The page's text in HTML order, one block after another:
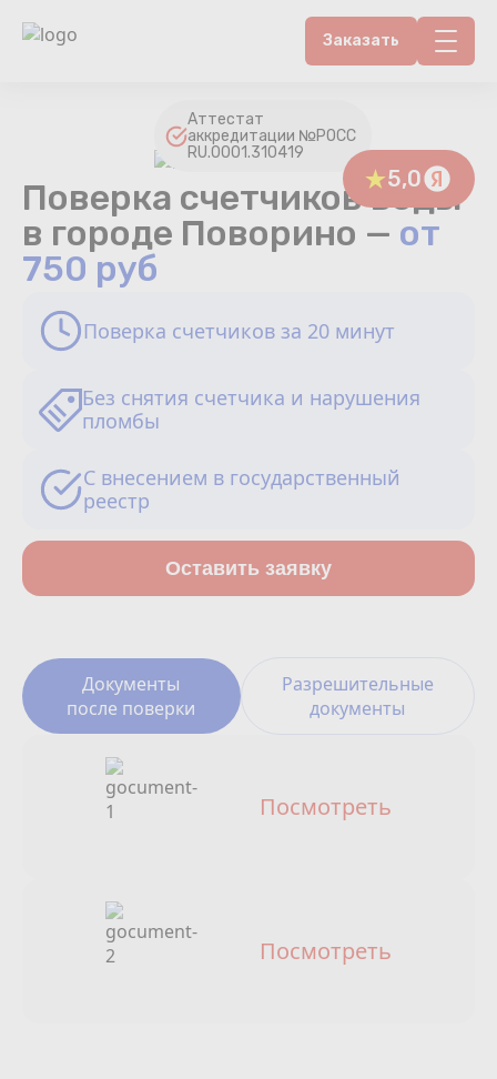
Заказать
Счетчики воды
Теплосчетчики
Услуги лаборатории
Районы
Аршин
Сотрудничество
Юридические лица
О нас
Бонусы
Официальный партнёр mos.ru
Аттестат
аккредитации №РОСС
RU.0001.310419
5,0
Поверка счетчиков воды
в городе Поворино — от
750 руб
Поверка счетчиков за 20 минут
Без снятия счетчика и нарушения
пломбы
С внесением в государственный
реестр
Оставить заявку
Документы
после поверки
Разрешительные
документы
Посмотреть
Посмотреть